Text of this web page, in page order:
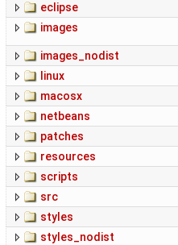
eclipse
images
images_nodist
linux
macosx
netbeans
patches
resources
scripts
src
styles
styles_nodist